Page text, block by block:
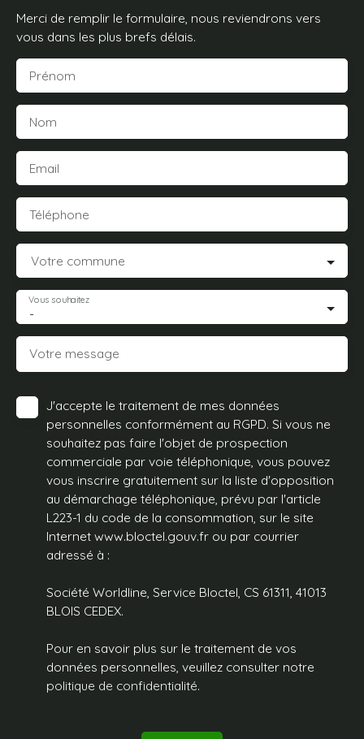
Merci de remplir le formulaire, nous reviendrons vers
vous dans les plus brefs délais.
Prénom
Nom
Email
Téléphone
Votre commune
-
Vous souhaitez
Votre message
J'accepte le traitement de mes données
personnelles conformément au RGPD. Si vous ne
souhaitez pas faire l'objet de prospection
commerciale par voie téléphonique, vous pouvez
vous inscrire gratuitement sur la liste d'opposition
au démarchage téléphonique, prévu par l'article
L223-1 du code de la consommation, sur le site
Internet www.bloctel.gouv.fr ou par courrier
adressé à :
Société Worldline, Service Bloctel, CS 61311, 41013
BLOIS CEDEX.
Pour en savoir plus sur le traitement de vos
données personnelles, veuillez consulter notre
politique de confidentialité.